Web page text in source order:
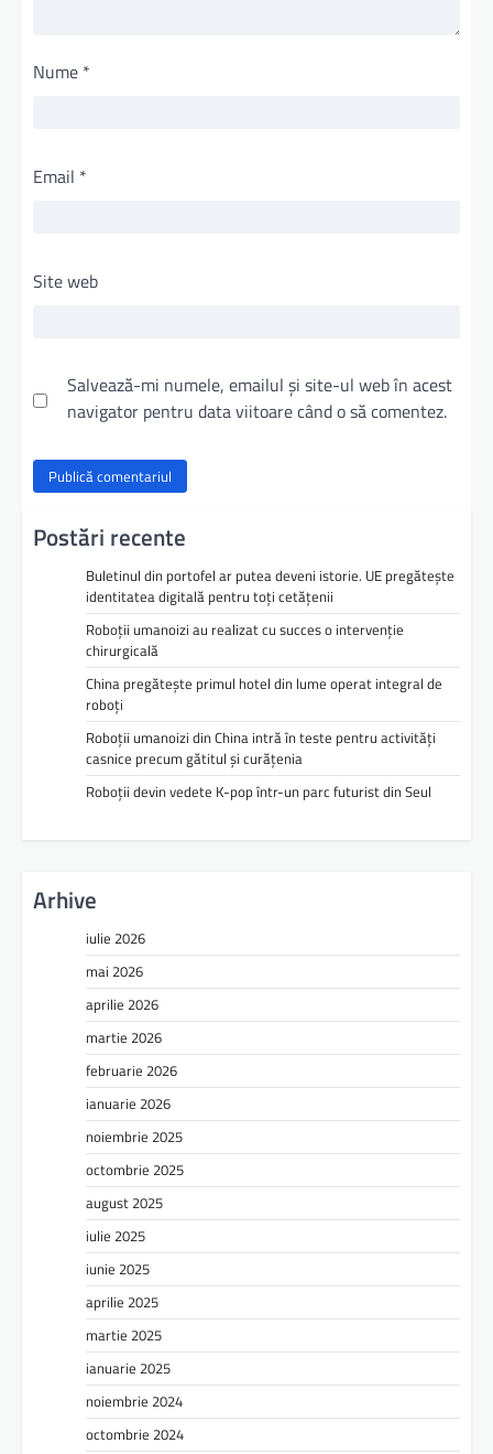
Nume *
Email *
Site web
Salvează-mi numele, emailul și site-ul web în acest
navigator pentru data viitoare când o să comentez.
Postări recente
Buletinul din portofel ar putea deveni istorie. UE pregătește
identitatea digitală pentru toți cetățenii
Roboții umanoizi au realizat cu succes o intervenție
chirurgicală
China pregătește primul hotel din lume operat integral de
roboți
Roboții umanoizi din China intră în teste pentru activități
casnice precum gătitul și curățenia
Roboții devin vedete K-pop într-un parc futurist din Seul
Arhive
iulie 2026
mai 2026
aprilie 2026
martie 2026
februarie 2026
ianuarie 2026
noiembrie 2025
octombrie 2025
august 2025
iulie 2025
iunie 2025
aprilie 2025
martie 2025
ianuarie 2025
noiembrie 2024
octombrie 2024